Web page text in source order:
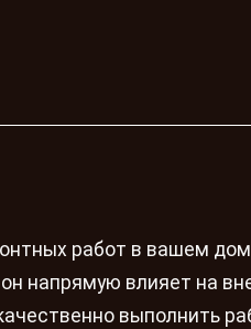
работ в вашем
напрямую влияет на
выполнить